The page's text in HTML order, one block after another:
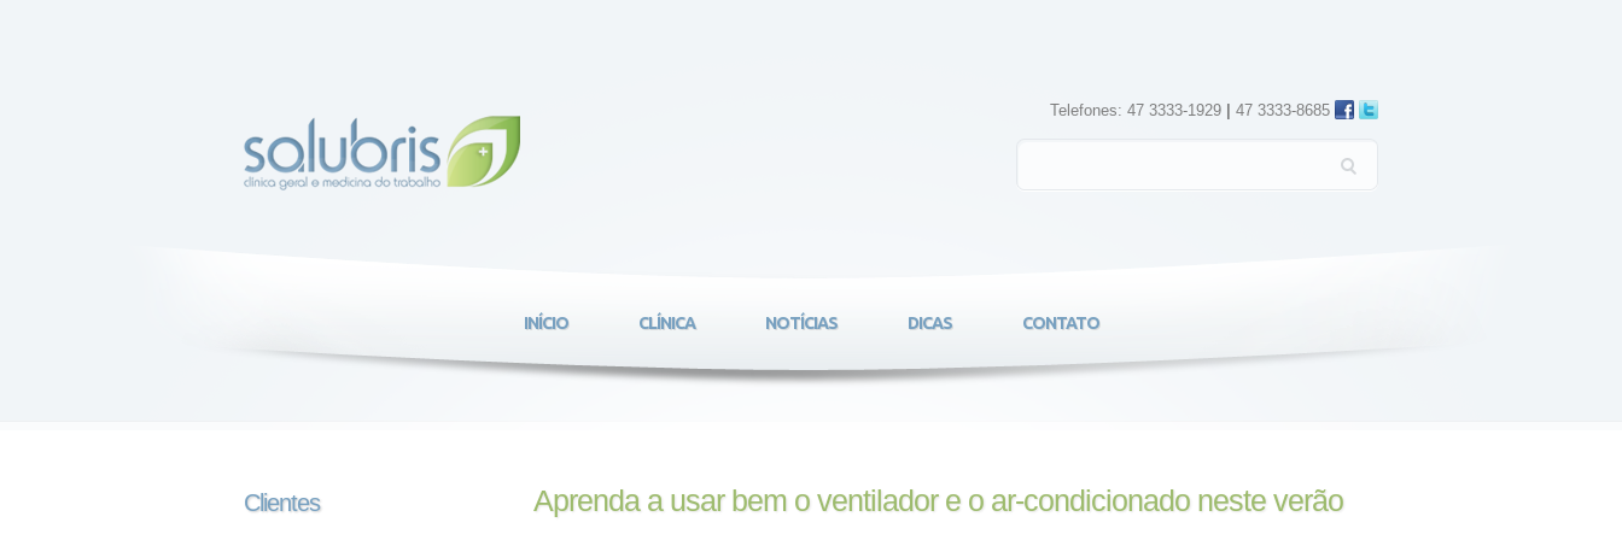
Telefones: 47 3333-1929 47 3333-8685
INÍCIO CLÍNICA NOTÍCIAS DICAS CONTATO
Clientes Aprenda a usar bem o ventilador e o ar-condicionado neste verão